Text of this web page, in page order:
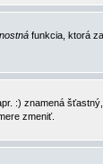
funkcia, ktorá
:) znamená
zmeniť.